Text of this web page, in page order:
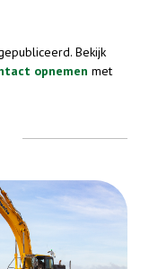
Bekijk
opnemen met